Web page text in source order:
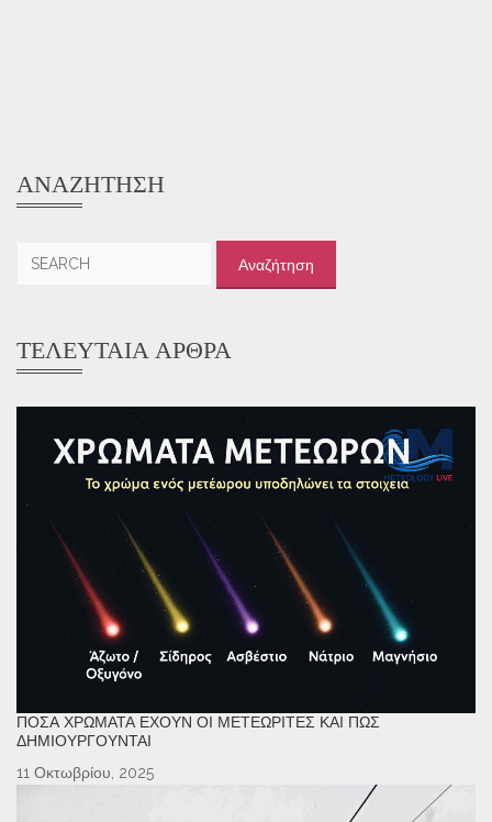
ΑΝΑΖΉΤΗΣΗ
ΤΕΛΕΥΤΑΊΑ ΆΡΘΡΑ
ΠΌΣΑ ΧΡΏΜΑΤΑ ΈΧΟΥΝ ΟΙ ΜΕΤΕΩΡΊΤΕΣ ΚΑΙ ΠΏΣ
ΔΗΜΙΟΥΡΓΟΎΝΤΑΙ
11 Οκτωβρίου, 2025